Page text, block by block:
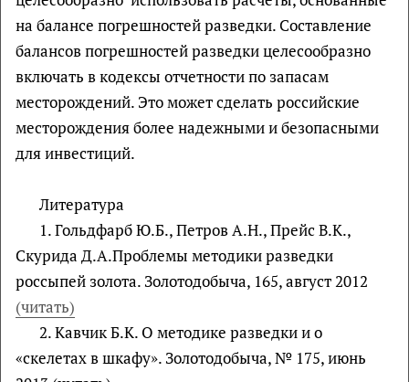
на балансе погрешностей разведки. Составление
балансов погрешностей разведки целесообразно
включать в кодексы отчетности по запасам
месторождений. Это может сделать российские
месторождения более надежными и безопасными
для инвестиций.
Литература
1. Гольдфарб Ю.Б., Петров А.Н., Прейс В.К.,
Скурида Д.А.Проблемы методики разведки
россыпей золота. Зoлотодобыча, 165, август 2012
(читать)
2. Кавчик Б.К. О методике разведки и о
«скелетах в шкафу». Зoлотодобыча, № 175, июнь